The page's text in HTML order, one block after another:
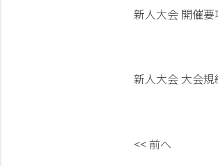
新人大会 開催要
新人大会 大会規
<< 前へ